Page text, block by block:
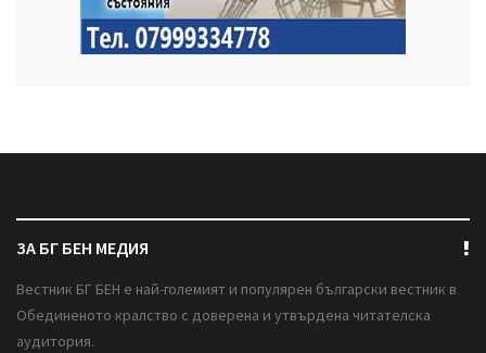
ЗА БГ БЕН МЕДИЯ
Вестник БГ БЕН е най-големият и популярен български вестник в
Обединеното кралство с доверена и утвърдена читателска
аудитория.